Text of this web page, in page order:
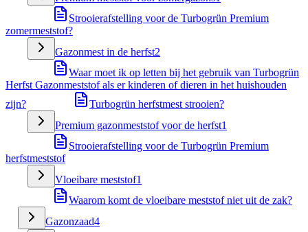
Strooierafstelling voor de Turbogrün Premium
zomermeststof?
Gazonmest in de herfst2
Waar moet ik op letten bij het gebruik van Turbogrün
Herfst Gazonmeststof als er kinderen of dieren in het huishouden
zijn?
Turbogrün herfstmest strooien?
Premium gazonmeststof voor de herfst1
Strooierafstelling voor de Turbogrün Premium
herfstmeststof
Vloeibare meststof1
Waarom komt de vloeibare meststof niet uit de zak?
Gazonzaad4